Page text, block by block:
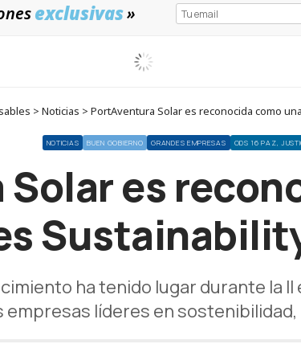
exclusivas»
> Noticias > PortAventura Solar es reconocida como
NOTICIAS BUEN GOBIERNO GRANDES EMPRESAS ODS 16 PAZ,
es
ha tenido lugar durante la
empresas líderes en